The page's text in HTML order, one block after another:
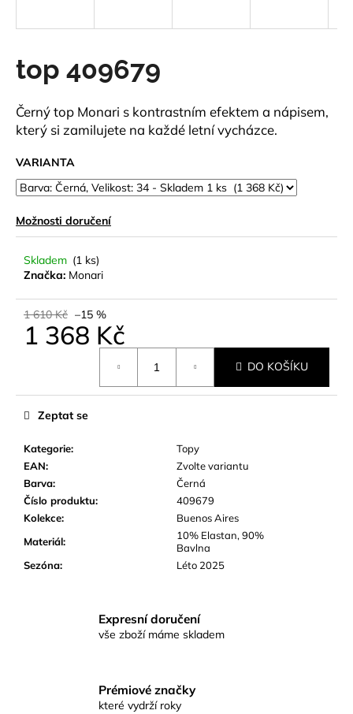
top 409679
Černý top Monari s kontrastním efektem a nápisem,
který si zamilujete na každé letní vycházce.
VARIANTA
Možnosti doručení
Skladem (1 ks)
Značka: Monari
1 610 Kč –15 %
1 368 Kč
DO KOŠÍKU
Kategorie:
Topy
EAN:
Zvolte variantu
Barva:
Černá
Číslo produktu:
409679
Kolekce:
Buenos Aires
Materiál:
10% Elastan, 90%
Bavlna
Sezóna: Léto 2025
Zeptat se
Expresní doručení
vše zboží máme skladem
Prémiové značky
které vydrží roky
í
t
?
HLEDAT
D
o
o
j
e
m
e